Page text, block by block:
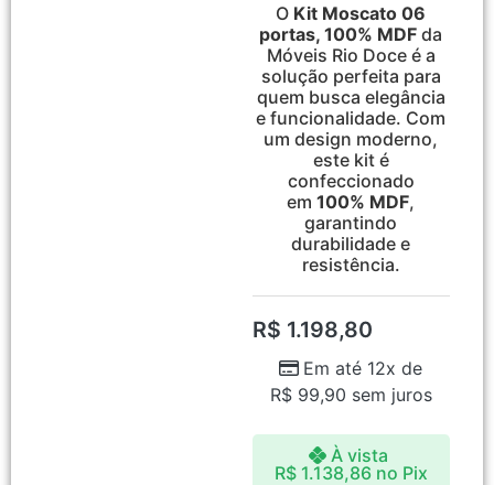
O Kit Moscato 06
portas, 100% MDF da
Móveis Rio Doce é a
solução perfeita para
quem busca elegância
e funcionalidade. Com
um design moderno,
este kit é
confeccionado
em100% MDF,
garantindo
durabilidade e
resistência.
R$ 1.198,80
Em até 12x de
R$99,90 sem juros
À vista
R$1.138,86 no Pix